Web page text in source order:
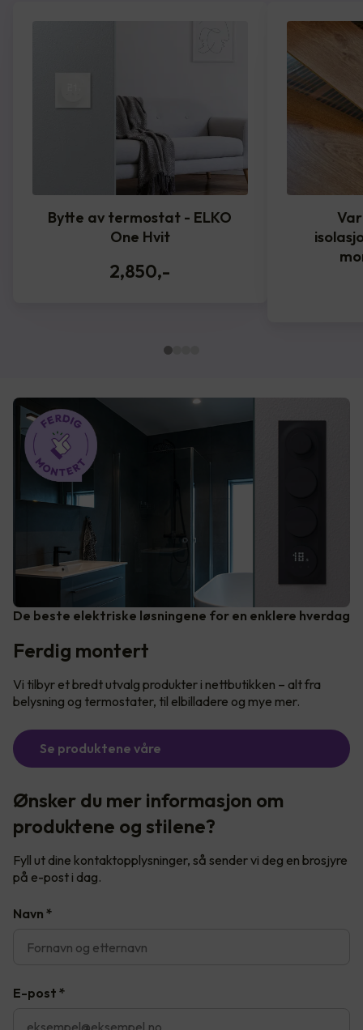
Bytte av termostat - ELKO
One Hvit
2,850,-
De beste elektriske løsningene for en enklere hverdag
Ferdig montert
Vi tilbyr et bredt utvalg produkter i nettbutikken – alt fra
belysning og termostater, til elbilladere og mye mer.
Se produktene våre
Ønsker du mer informasjon om
produktene og stilene?
Fyll ut dine kontaktopplysninger, så sender vi deg en brosjyre
på e-post i dag.
Navn *
E-post *